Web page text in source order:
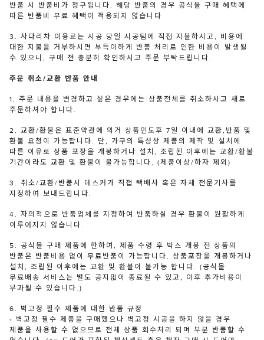
반품 시 반품비가 청구됩니다. 해당 반품의 경우 공식몰 구매 혜택에
따른 반품비 무료 혜택이 적용되지 않습니다.
3. 사다리차 이용료는 시공 당일 시공팀에 직접 지불하시고, 비용에
대한 지불을 거부하시면 부득이하게 반품 처리로 인한 비용이 발생될
수 있으니, 구매 전 충분히 확인하시고 주문 부탁드립니다.
주문 취소/교환 반품 안내
1. 주문 내용을 변경하고 싶은 경우에는 상품전체를 취소하시고 새로
주문하셔야 합니다.
2. 교환/환불은 표준약관에 의거 상품인도후 7일 이내에 교환,반품 및
환불 요청이 가능합니다. 단, 가구의 특성상 제품의 제작 및 설치에
따른 이유로 상품 포장을 개봉하거나 설치, 조립된 이후에는 교환/환불
기간이라도 교환 및 환불이 불가능합니다. (제품이상/하자 제외)
3. 취소/교환/반품시 데스커가 직접 택배사 혹은 자체 전문기사를
지정하여 보내드립니다.
4. 자의적으로 반품업체를 지정하여 반품하실 경우 환불이 원활하게
이루어지지 않습니다.
5. 공식몰 구매 제품에 한하여, 제품 수령 후 박스 개봉 전 상품의
반품은 반품비용 없이 무료반품이 가능합니다. 상품포장을 개봉하거나
설치, 조립된 이후에는 교환 및 환불이 불가능 합니다. (공식몰
무료배송 서비스는 별도 공지없이 종료될 수 있고, 이후 추가비용이
부과될 수 있습니다.)
6. 벽고정 필수 제품에 대한 반품 규정
- 벽고정 필수 제품을 구매했으나 벽고정 시공을 하지 않을 경우
제품을 사용할 수 없으므로 전체 상품 회수처리 되며 부분 반품할 수